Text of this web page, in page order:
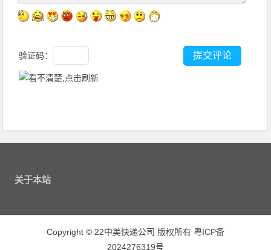
验证码：
关于本站
Copyright © 22中美快递公司 版权所有 粤ICP备
2024276319号